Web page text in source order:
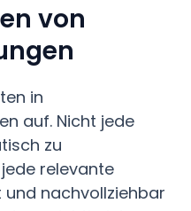
von
in
auf. Nicht jede
zu
relevante
nachvollziehbar